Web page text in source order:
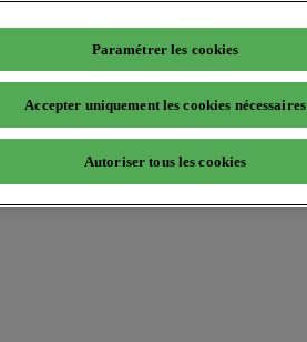
Paramétrer les cookies
Accepter uniquement les cookies nécessaires
Autoriser tous les cookies